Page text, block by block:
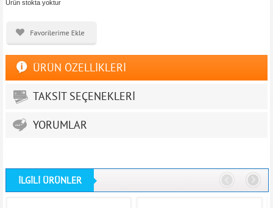
Ürün stokta yoktur
ÜRÜN ÖZELLİKLERİ
TAKSİT SEÇENEKLERİ
YORUMLAR
İLGİLİ ÜRÜNLER